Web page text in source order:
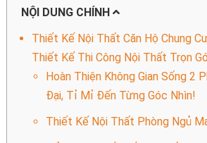
NỘI DUNG CHÍNH
Thiết Kế Nội Thất Căn Hộ Chung
Thiết Kế Thi Công Nội Thất Trọn
Hoàn Thiện Không Gian Sống 2
Đại, Tỉ Mỉ Đến Từng Góc Nhìn!
Thiết Kế Nội Thất Phòng Ngủ